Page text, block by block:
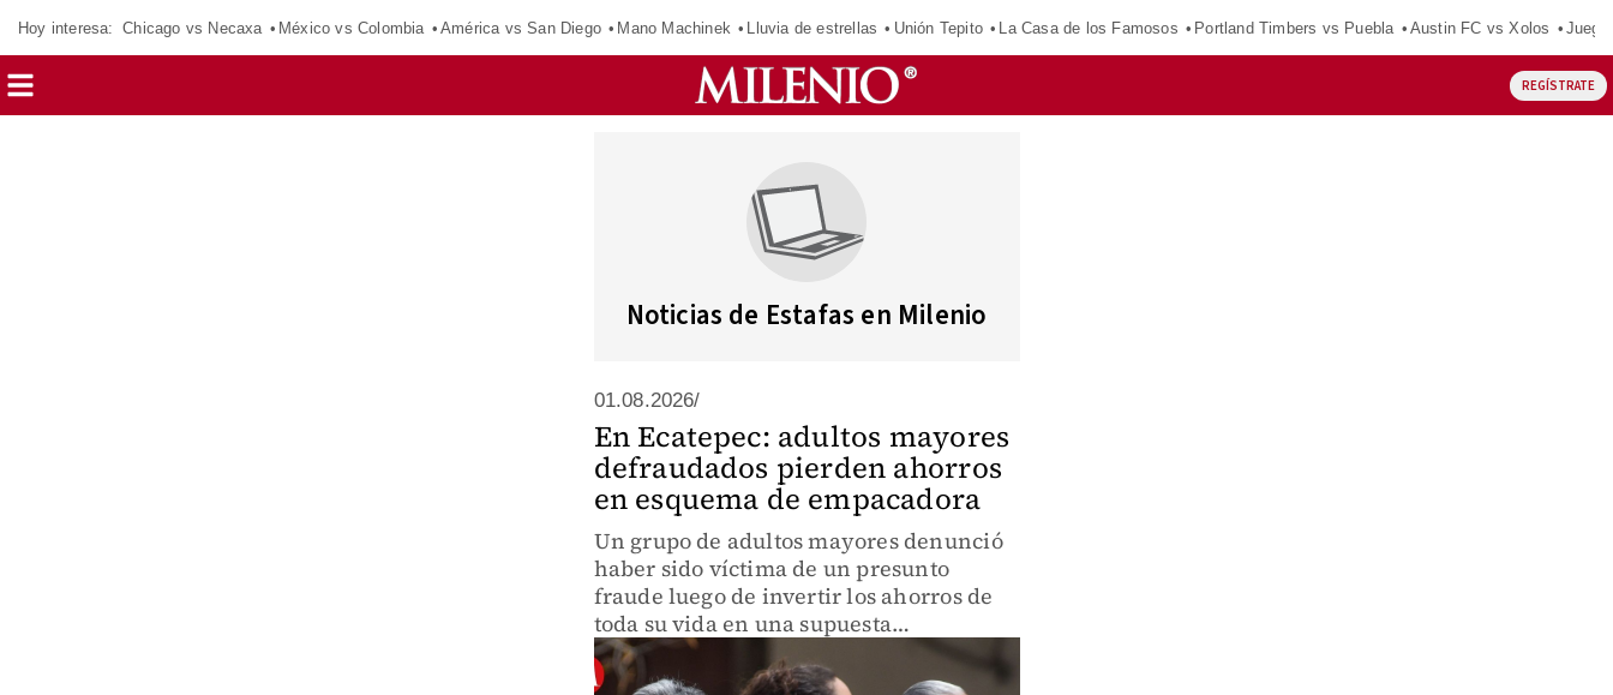
Hoy interesa: Chicago vs Necaxa México vs Colombia América vs San Diego Mano Machinek Lluvia de estrellas Unión Tepito La Casa de los Famosos Portland Timbers vs Puebla Austin FC vs Xolos
REGÍSTRATE
Noticias de Estafas en Milenio
01.08.2026/
En Ecatepec: adultos mayores
defraudados pierden ahorros
en esquema de empacadora
Un grupo de adultos mayores denunció
haber sido víctima de un presunto
fraude luego de invertir los ahorros de
toda su vida en una supuesta
empacadora de huevo de codorniz
identificada como RAF.